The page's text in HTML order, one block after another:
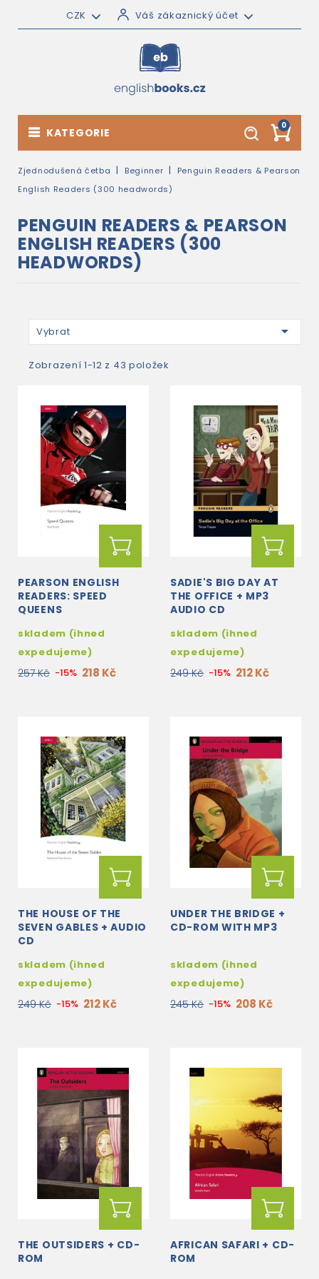
CZK Váš zákaznický účet
0
KATEGORIE
Zjednodušená četba Beginner
Penguin Readers & Pearson
English Readers (300 headwords)
PENGUIN READERS & PEARSON
ENGLISH READERS (300
HEADWORDS)
Vybrat 
Zobrazení 1-12 z 43 položek
PEARSON ENGLISH
READERS: SPEED
QUEENS
skladem (ihned
expedujeme)
257 Kč -15% 218 Kč
SADIE'S BIG DAY AT
THE OFFICE + MP3
AUDIO CD
skladem (ihned
expedujeme)
249 Kč -15% 212 Kč
THE HOUSE OF THE
SEVEN GABLES + AUDIO
CD
skladem (ihned
expedujeme)
249 Kč -15% 212 Kč
UNDER THE BRIDGE +
CD-ROM WITH MP3
skladem (ihned
expedujeme)
245 Kč -15% 208 Kč
THE OUTSIDERS + CD-
ROM
AFRICAN SAFARI + CD-
ROM